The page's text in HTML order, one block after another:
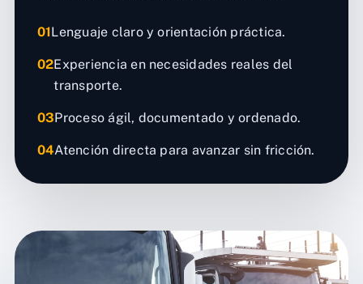
01Lenguaje claro y orientación práctica.
02Experiencia en necesidades reales del
transporte.
03Proceso ágil, documentado y ordenado.
04Atención directa para avanzar sin fricción.